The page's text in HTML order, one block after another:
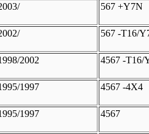
567 +Y7N
567 -T16/
2002 4567 -T16/
1997 4567 -4X4
1997 4567